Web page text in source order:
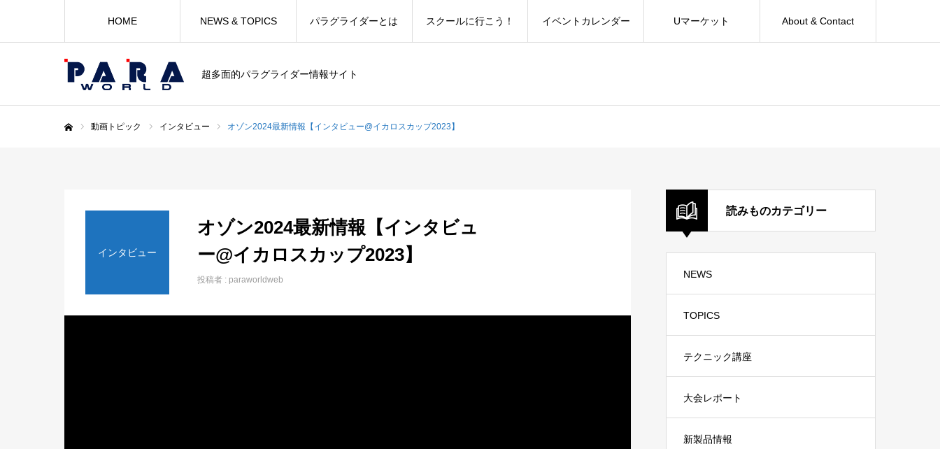
超多面的パラグライダー情報サイト
HOME NEWS & TOPICS パラグライダーとは スクールに行こう！ イベントカレンダー Uマーケット About & Contact
動画トピック インタビュー オゾン2024最新情報【インタビュー@イカロスカップ2023】
インタビュー
オゾン2024最新情報【インタビュ
ー@イカロスカップ2023】
投稿者 : paraworldweb
読みものカテゴリー
NEWS
TOPICS
テクニック講座
大会レポート
新製品情報